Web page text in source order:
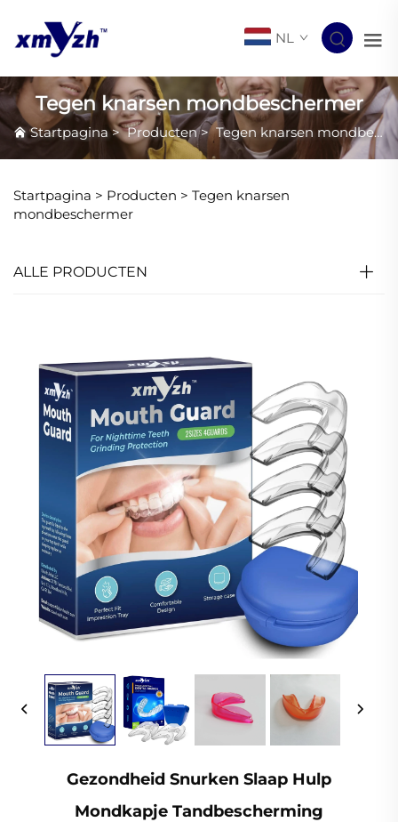
NL
Tegen knarsen mondbeschermer
Startpagina>Producten>Tegen knarsen mondbeschermer
Startpagina > Producten > Tegen knarsen
mondbeschermer
ALLE PRODUCTEN
Gezondheid Snurken Slaap Hulp
Mondkapje Tandbescherming